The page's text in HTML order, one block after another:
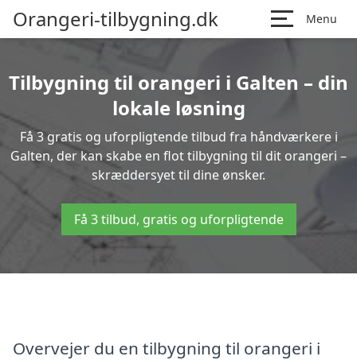
Orangeri-tilbygning.dk Menu
Tilbygning til orangeri i Galten – din
lokale løsning
Få 3 gratis og uforpligtende tilbud fra håndværkere i
Galten, der kan skabe en flot tilbygning til dit orangeri –
skræddersyet til dine ønsker.
Få 3 tilbud, gratis og uforpligtende
Overvejer du en tilbygning til orangeri i